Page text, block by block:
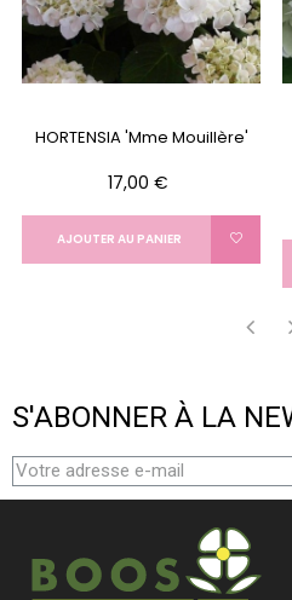
HORTENSIA 'Mme Mouillère'
Prix
17,00 €
AJOUTER AU PANIER
S'ABONNER À LA